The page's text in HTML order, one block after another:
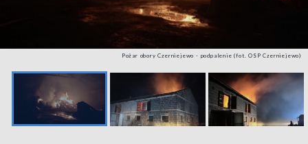
Pożar obory Czerniejewo - podpalenie (fot. OSP Czerniejewo)